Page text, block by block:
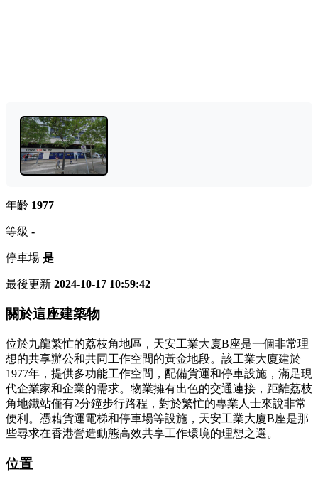
年齡 1977
等級 -
停車場 是
最後更新 2024-10-17 10:59:42
關於這座建築物
位於九龍繁忙的荔枝角地區，天安工業大廈B座是一個非常理
想的共享辦公和共同工作空間的黃金地段。該工業大廈建於
1977年，提供多功能工作空間，配備貨運和停車設施，滿足現
代企業家和企業的需求。物業擁有出色的交通連接，距離荔枝
角地鐵站僅有2分鐘步行路程，對於繁忙的專業人士來說非常
便利。憑藉貨運電梯和停車場等設施，天安工業大廈B座是那
些尋求在香港營造動態高效共享工作環境的理想之選。
位置